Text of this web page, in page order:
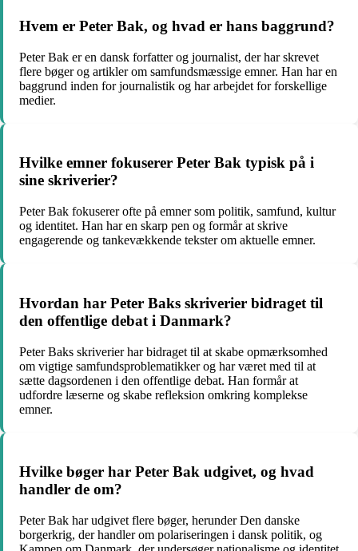
Hvem er Peter Bak, og hvad er hans baggrund?
Peter Bak er en dansk forfatter og journalist, der har skrevet
flere bøger og artikler om samfundsmæssige emner. Han har en
baggrund inden for journalistik og har arbejdet for forskellige
medier.
Hvilke emner fokuserer Peter Bak typisk på i
sine skriverier?
Peter Bak fokuserer ofte på emner som politik, samfund, kultur
og identitet. Han har en skarp pen og formår at skrive
engagerende og tankevækkende tekster om aktuelle emner.
Hvordan har Peter Baks skriverier bidraget til
den offentlige debat i Danmark?
Peter Baks skriverier har bidraget til at skabe opmærksomhed
om vigtige samfundsproblematikker og har været med til at
sætte dagsordenen i den offentlige debat. Han formår at
udfordre læserne og skabe refleksion omkring komplekse
emner.
Hvilke bøger har Peter Bak udgivet, og hvad
handler de om?
Peter Bak har udgivet flere bøger, herunder Den danske
borgerkrig, der handler om polariseringen i dansk politik, og